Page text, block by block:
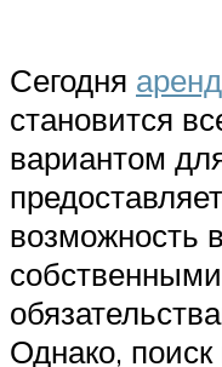
Сегодня
становится
вариантом
возможность
Однако,